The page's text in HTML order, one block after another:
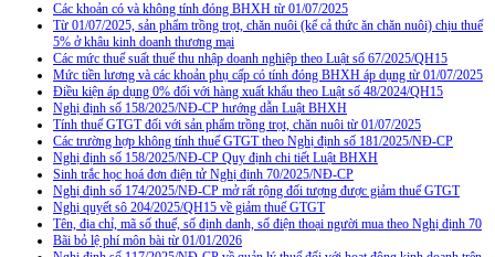
Các khoản có và không tính đóng BHXH từ 01/07/2025
Từ 01/07/2025, sản phẩm trồng trọt, chăn nuôi (kể cả thức ăn chăn nuôi) chịu thuế
5% ở khâu kinh doanh thương mại
Các mức thuế suất thuế thu nhập doanh nghiệp theo Luật số 67/2025/QH15
Mức tiền lương và các khoản phụ cấp có tính đóng BHXH áp dụng từ 01/07/2025
Điều kiện áp dụng 0% đối với hàng xuất khẩu theo Luật số 48/2024/QH15
Nghị định số 158/2025/NĐ-CP hướng dẫn Luật BHXH
Tính thuế GTGT đối với sản phẩm trồng trọt, chăn nuôi từ 01/07/2025
Các trường hợp không tính thuế GTGT theo Nghị định số 181/2025/NĐ-CP
Nghị định số 158/2025/NĐ-CP Quy định chi tiết Luật BHXH
Sinh trắc học hoá đơn điện tử Nghị định 70/2025/NĐ-CP
Nghị định số 174/2025/NĐ-CP mở rất rộng đối tượng được giảm thuế GTGT
Nghị quyết sô 204/2025/QH15 về giảm thuế GTGT
Tên, địa chỉ, mã số thuế, số định danh, số điện thoại người mua theo Nghị định 70
Bãi bỏ lệ phí môn bài từ 01/01/2026